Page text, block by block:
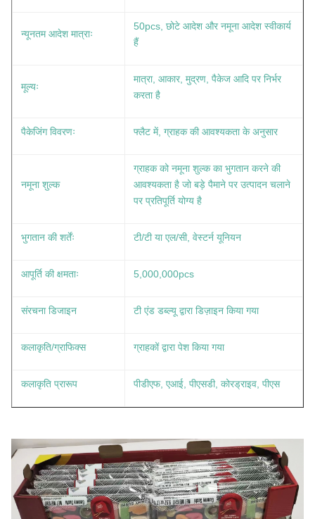
न्यूनतम आदेश मात्राः
50pcs, छोटे आदेश और नमूना आदेश स्वीकार्य
हैं
मूल्यः
मात्रा, आकार, मुद्रण, पैकेज आदि पर निर्भर
करता है
पैकेजिंग विवरणः फ्लैट में, ग्राहक की आवश्यकता के अनुसार
नमूना शुल्क
ग्राहक को नमूना शुल्क का भुगतान करने की
आवश्यकता है जो बड़े पैमाने पर उत्पादन चलाने
पर प्रतिपूर्ति योग्य है
भुगतान की शर्तेंः टी/टी या एल/सी, वेस्टर्न यूनियन
आपूर्ति की क्षमताः 5,000,000pcs
संरचना डिजाइन टी एंड डब्ल्यू द्वारा डिज़ाइन किया गया
कलाकृति/ग्राफिक्स ग्राहकों द्वारा पेश किया गया
कलाकृति प्रारूप पीडीएफ, एआई, पीएसडी, कोरड्राइव, पीएस